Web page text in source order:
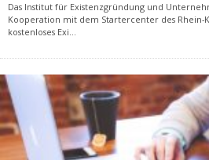
Das Institut für Existenzgründung und
Kooperation mit dem Startercenter des Rhein-
kostenloses Exi...